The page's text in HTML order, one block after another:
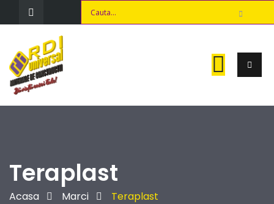
Teraplast
Acasa Marci Teraplast